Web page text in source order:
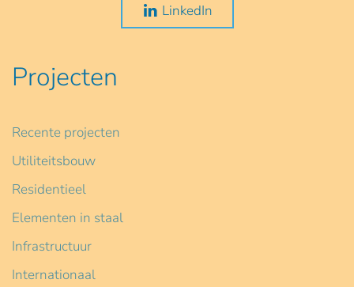
LinkedIn
Projecten
Recente projecten
Utiliteitsbouw
Residentieel
Elementen in staal
Infrastructuur
Internationaal